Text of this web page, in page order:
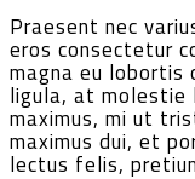
Praesent nec
eros consectetur
magna eu lobortis
ligula, at molestie
maximus, mi ut
maximus dui, et
lectus felis,